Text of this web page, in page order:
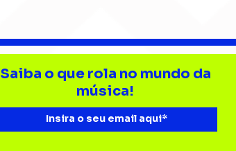
Gui Isnard conduz o ZERØ
reinvenção em “Labirinto
Saiba o que rola no mundo da
música!